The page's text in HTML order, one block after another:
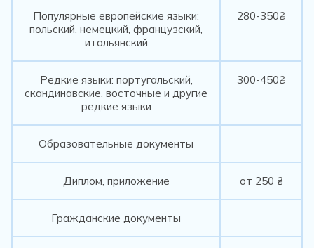
Популярные европейские языки:
польский, немецкий, французский,
итальянский
280-350₴
Редкие языки: португальский,
скандинавские, восточные и другие
редкие языки
300-450₴
Образовательные документы
Диплом, приложение от 250 ₴
Гражданские документы